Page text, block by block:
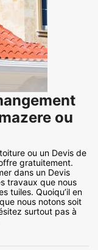
ou
ou un Devis de
gratuitement.
dans un Devis
travaux que nous
tuiles. Quoiqu’il en
nous notons soit
surtout pas à